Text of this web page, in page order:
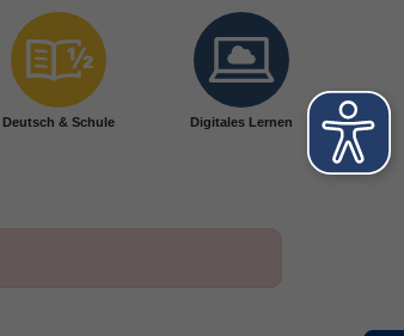
Deutsch & Schule Digitales Lernen